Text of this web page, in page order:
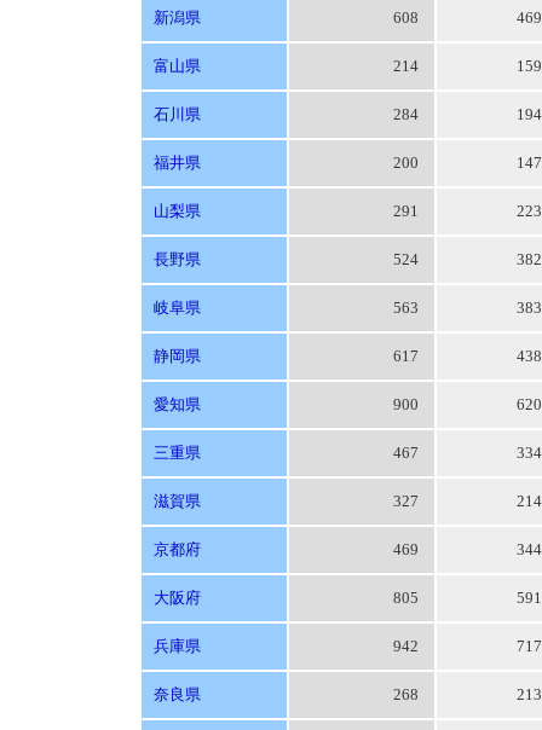
新潟県 608
富山県 214
石川県 284
福井県 200
山梨県 291
長野県 524
岐阜県 563
静岡県 617
愛知県 900
三重県 467
滋賀県 327
京都府 469
大阪府 805
兵庫県 942
奈良県 268